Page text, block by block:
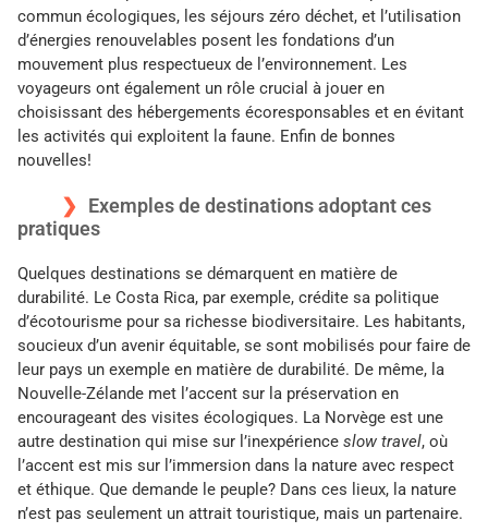
commun écologiques, les séjours zéro déchet, et l’utilisation
d’énergies renouvelables posent les fondations d’un
mouvement plus respectueux de l’environnement. Les
voyageurs ont également un rôle crucial à jouer en
choisissant des hébergements écoresponsables et en évitant
les activités qui exploitent la faune. Enfin de bonnes
nouvelles!
Exemples de destinations adoptant ces
pratiques
Quelques destinations se démarquent en matière de
durabilité. Le Costa Rica, par exemple, crédite sa politique
d’écotourisme pour sa richesse biodiversitaire. Les habitants,
soucieux d’un avenir équitable, se sont mobilisés pour faire de
leur pays un exemple en matière de durabilité. De même, la
Nouvelle-Zélande met l’accent sur la préservation en
encourageant des visites écologiques. La Norvège est une
autre destination qui mise sur l’inexpérience slow travel, où
l’accent est mis sur l’immersion dans la nature avec respect
et éthique. Que demande le peuple? Dans ces lieux, la nature
n’est pas seulement un attrait touristique, mais un partenaire.